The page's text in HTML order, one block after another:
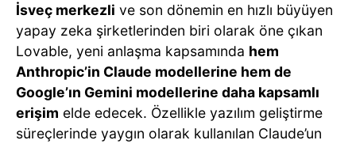
İsveç merkezli ve son dönemin en hızlı büyüyen
yapay zeka şirketlerinden biri olarak öne çıkan
Lovable, yeni anlaşma kapsamında hem
Anthropic’in Claude modellerine hem de
Google’ın Gemini modellerine daha kapsamlı
erişim elde edecek. Özellikle yazılım geliştirme
süreçlerinde yaygın olarak kullanılan Claude’un